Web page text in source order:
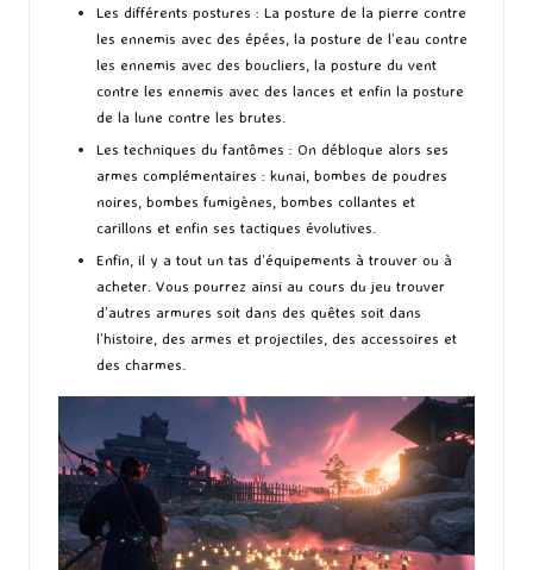
Les différents postures : La posture de la pierre contre
les ennemis avec des épées, la posture de l’eau contre
les ennemis avec des boucliers, la posture du vent
contre les ennemis avec des lances et enfin la posture
de la lune contre les brutes.
Les techniques du fantômes : On débloque alors ses
armes complémentaires : kunai, bombes de poudres
noires, bombes fumigènes, bombes collantes et
carillons et enfin ses tactiques évolutives.
Enfin, il y a tout un tas d’équipements à trouver ou à
acheter. Vous pourrez ainsi au cours du jeu trouver
d’autres armures soit dans des quêtes soit dans
l’histoire, des armes et projectiles, des accessoires et
des charmes.